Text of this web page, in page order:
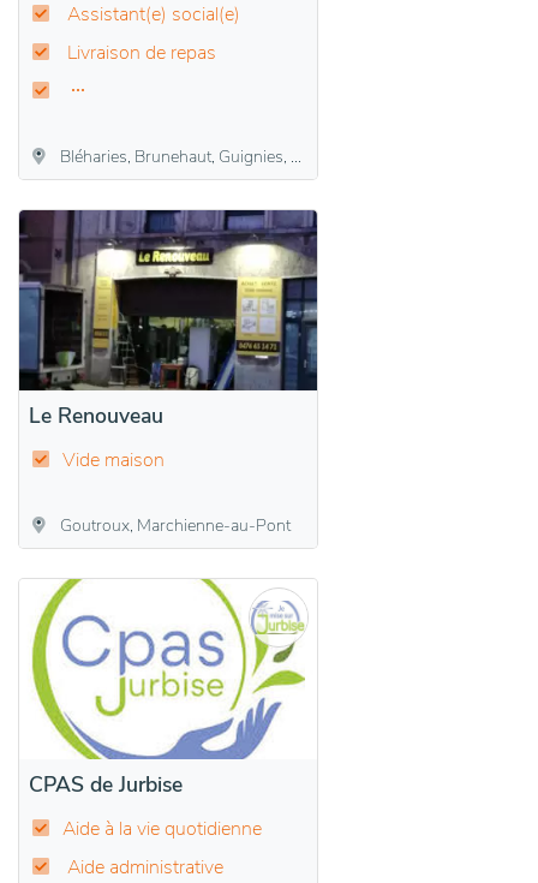
Assistant(e) social(e)
Livraison de repas
Bléharies, Brunehaut, Guignies, Hollain, Howardries, Jollain-Merlin, Laplaigne, Lesdain, Rongy, Wez-Velvain
Le Renouveau
Vide maison
Goutroux, Marchienne-au-Pont
CPAS de Jurbise
Aide à la vie quotidienne
Aide administrative